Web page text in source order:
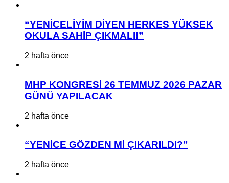
“YENİCELİYİM DİYEN HERKES YÜKSEK
OKULA SAHİP ÇIKMALI!”
2 hafta önce
MHP KONGRESİ 26 TEMMUZ 2026 PAZAR
GÜNÜ YAPILACAK
2 hafta önce
“YENİCE GÖZDEN Mİ ÇIKARILDI?”
2 hafta önce